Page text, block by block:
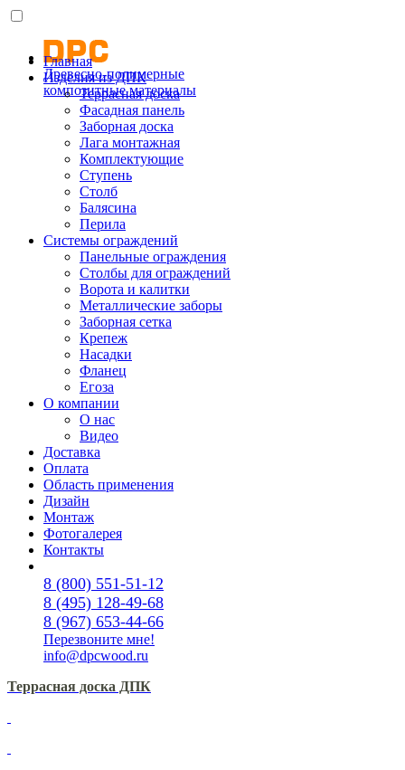
Древесно-полимерные
композитные материалы
Главная
Изделия из ДПК
Террасная доска
Фасадная панель
Заборная доска
Лага монтажная
Комплектующие
Ступень
Столб
Балясина
Перила
Системы ограждений
Панельные ограждения
Столбы для ограждений
Ворота и калитки
Металлические заборы
Заборная сетка
Крепеж
Насадки
Фланец
Егоза
О компании
О нас
Видео
Доставка
Оплата
Область применения
Дизайн
Монтаж
Фотогалерея
Контакты
8 (800) 551-51-12
8 (495) 128-49-68
8 (967) 653-44-66
Перезвоните мне!
info@dpcwood.ru
Террасная доска ДПК